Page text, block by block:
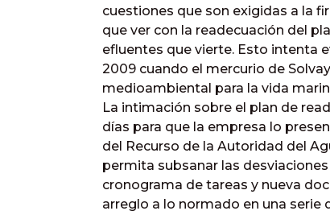
cuestiones que son exigidas a la
que ver con la readecuación del
efluentes que vierte. Esto intenta
2009 cuando el mercurio de
medioambiental para la vida
La intimación sobre el plan de
días para que la empresa lo
del Recurso de la Autoridad del
permita subsanar las
cronograma de tareas y nueva
arreglo a lo normado en una serie